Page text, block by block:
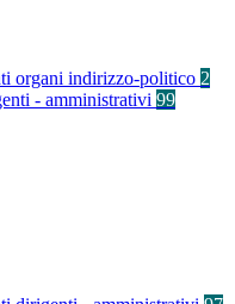
organi indirizzo-politico 2
- amministrativi 99